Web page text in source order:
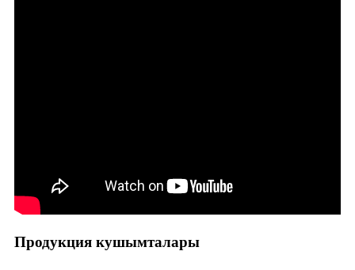
Продукция кушымталары